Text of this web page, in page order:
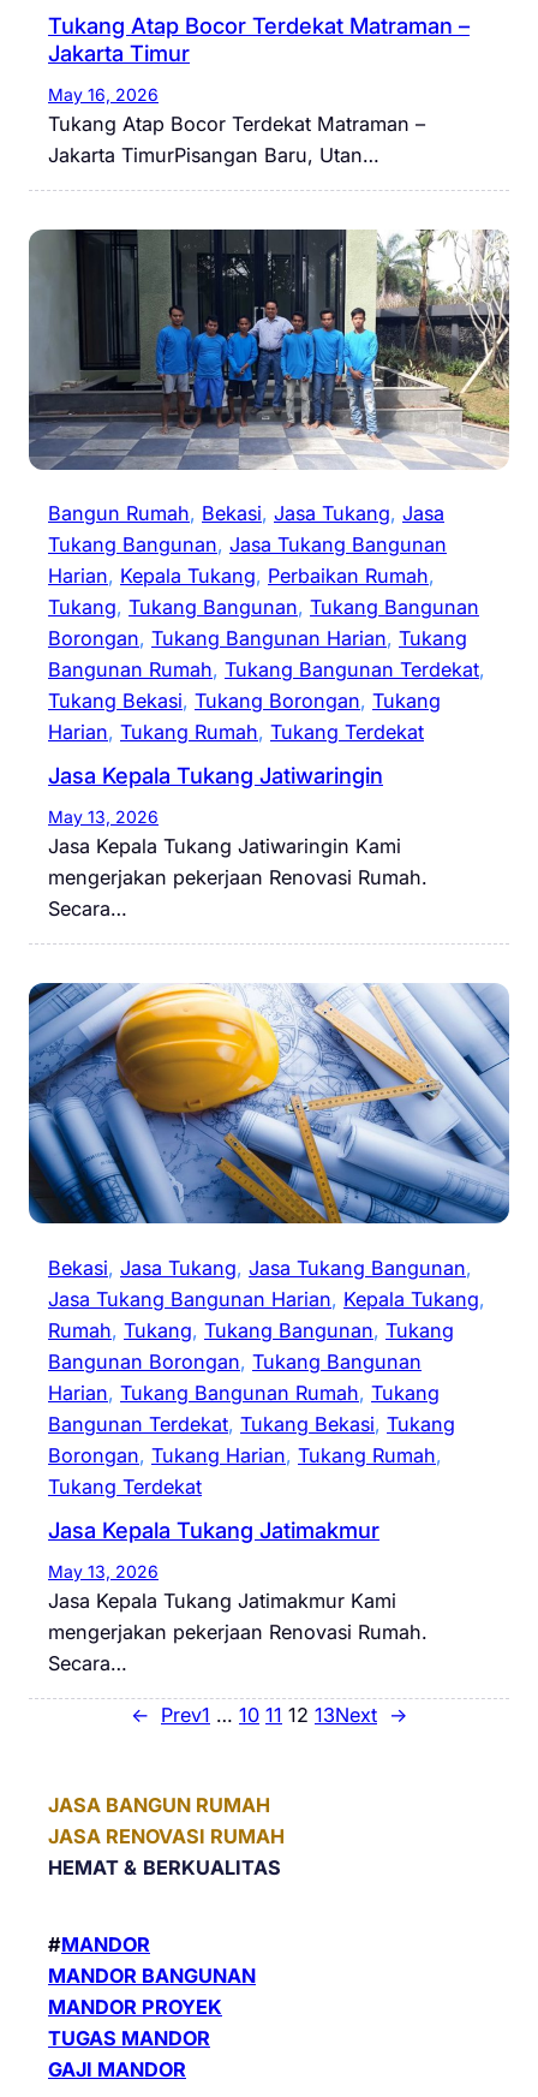
Tukang Atap Bocor Terdekat Matraman –
Jakarta Timur
May 16, 2026
Tukang Atap Bocor Terdekat Matraman –
Jakarta TimurPisangan Baru, Utan…
Bangun Rumah, Bekasi, Jasa Tukang, Jasa
Tukang Bangunan, Jasa Tukang Bangunan
Harian, Kepala Tukang, Perbaikan Rumah
Tukang, Tukang Bangunan, Tukang Bangunan
Borongan, Tukang Bangunan Harian, Tukang
Bangunan Rumah, Tukang Bangunan Terdekat
Tukang Bekasi, Tukang Borongan, Tukang
Harian, Tukang Rumah, Tukang Terdekat
Jasa Kepala Tukang Jatiwaringin
May 13, 2026
Jasa Kepala Tukang Jatiwaringin Kami
mengerjakan pekerjaan Renovasi Rumah.
Secara…
Bekasi, Jasa Tukang, Jasa Tukang Bangunan
Jasa Tukang Bangunan Harian, Kepala Tukang
Rumah, Tukang, Tukang Bangunan, Tukang
Bangunan Borongan, Tukang Bangunan
Harian, Tukang Bangunan Rumah, Tukang
Bangunan Terdekat, Tukang Bekasi, Tukang
Borongan, Tukang Harian, Tukang Rumah
Tukang Terdekat
Jasa Kepala Tukang Jatimakmur
May 13, 2026
Jasa Kepala Tukang Jatimakmur Kami
mengerjakan pekerjaan Renovasi Rumah.
Secara…
← Prev1 … 10 11 12 13Next →
JASA BANGUN RUMAH
JASA RENOVASI RUMAH
HEMAT & BERKUALITAS
#MANDOR
MANDOR BANGUNAN
MANDOR PROYEK
TUGAS MANDOR
GAJI MANDOR